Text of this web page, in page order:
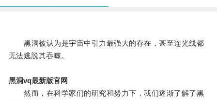
黑洞被认为是宇宙中引力最强大的存在，甚至连光线都
无法逃脱其吞噬。
黑洞vq最新版官网
然而，在科学家们的研究和努力下，我们逐渐了解了黑